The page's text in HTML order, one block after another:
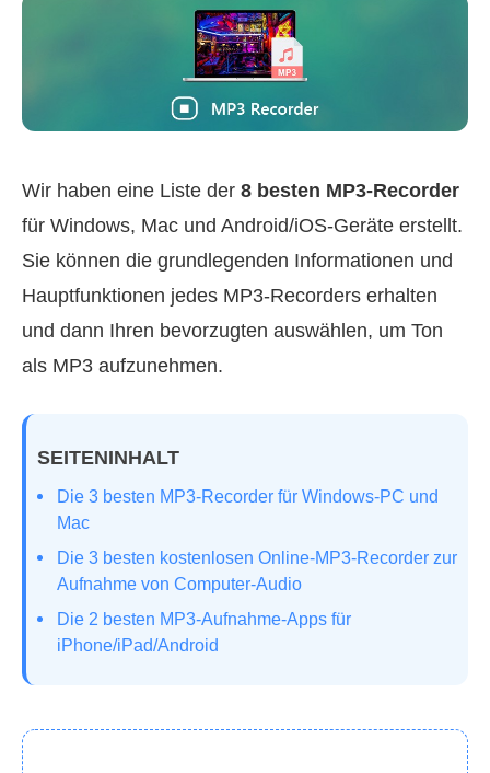
Wir haben eine Liste der 8 besten MP3‑Recorder
für Windows, Mac und Android/iOS‑Geräte erstellt.
Sie können die grundlegenden Informationen und
Hauptfunktionen jedes MP3‑Recorders erhalten
und dann Ihren bevorzugten auswählen, um Ton
als MP3 aufzunehmen.
SEITENINHALT
Die 3 besten MP3‑Recorder für Windows‑PC und
Mac
Die 3 besten kostenlosen Online‑MP3‑Recorder zur
Aufnahme von Computer‑Audio
Die 2 besten MP3‑Aufnahme‑Apps für
iPhone/iPad/Android